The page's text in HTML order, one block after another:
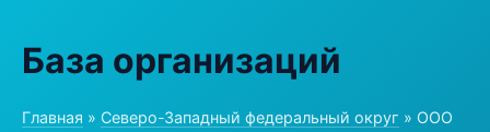
База организаций
Главная » Северо-Западный федеральный округ » ООО